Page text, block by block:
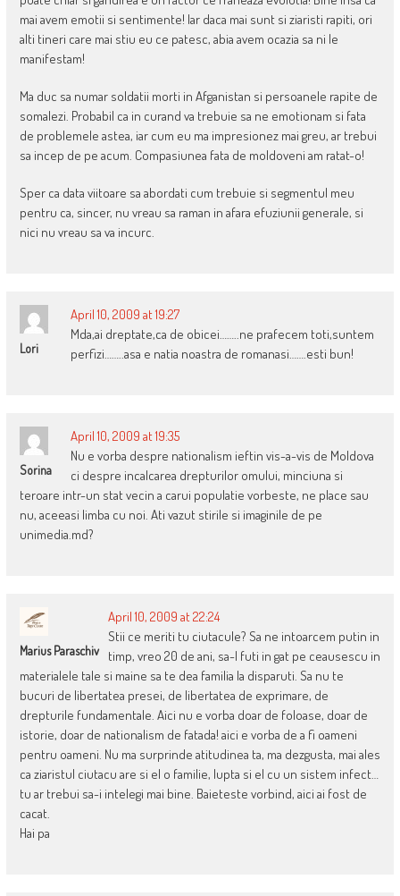
mai avem emotii si sentimente! Iar daca mai sunt si ziaristi rapiti, ori
alti tineri care mai stiu eu ce patesc, abia avem ocazia sa ni le
manifestam!
Ma duc sa numar soldatii morti in Afganistan si persoanele rapite de
somalezi. Probabil ca in curand va trebuie sa ne emotionam si fata
de problemele astea, iar cum eu ma impresionez mai greu, ar trebui
sa incep de pe acum. Compasiunea fata de moldoveni am ratat-o!
Sper ca data viitoare sa abordati cum trebuie si segmentul meu
pentru ca, sincer, nu vreau sa raman in afara efuziunii generale, si
nici nu vreau sa va incurc.
Lori
April 10, 2009 at 19:27
Mda,ai dreptate,ca de obicei……..ne prafecem toti,suntem
perfizi……..asa e natia noastra de romanasi…….esti bun!
Sorina
April 10, 2009 at 19:35
Nu e vorba despre nationalism ieftin vis-a-vis de Moldova
ci despre incalcarea drepturilor omului, minciuna si
teroare intr-un stat vecin a carui populatie vorbeste, ne place sau
nu, aceeasi limba cu noi. Ati vazut stirile si imaginile de pe
unimedia.md?
Marius Paraschiv
April 10, 2009 at 22:24
Stii ce meriti tu ciutacule? Sa ne intoarcem putin in
timp, vreo 20 de ani, sa-l futi in gat pe ceausescu in
materialele tale si maine sa te dea familia la disparuti. Sa nu te
bucuri de libertatea presei, de libertatea de exprimare, de
drepturile fundamentale. Aici nu e vorba doar de foloase, doar de
istorie, doar de nationalism de fatada! aici e vorba de a fi oameni
pentru oameni. Nu ma surprinde atitudinea ta, ma dezgusta, mai ales
ca ziaristul ciutacu are si el o familie, lupta si el cu un sistem infect…
tu ar trebui sa-i intelegi mai bine. Baieteste vorbind, aici ai fost de
cacat.
Hai pa